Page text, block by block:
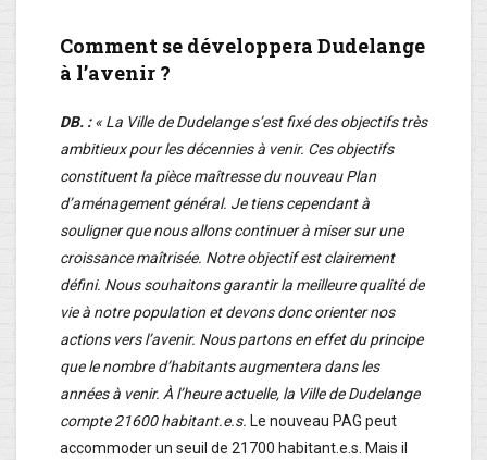
Comment se développera Dudelange
à l’avenir ?
DB. :« La Ville de Dudelange s’est fixé des objectifs très
ambitieux pour les décennies à venir. Ces objectifs
constituent la pièce maîtresse du nouveau Plan
d’aménagement général. Je tiens cependant à
souligner que nous allons continuer à miser sur une
croissance maîtrisée. Notre objectif est clairement
défini. Nous souhaitons garantir la meilleure qualité de
vie à notre population et devons donc orienter nos
actions vers l’avenir. Nous partons en effet du principe
que le nombre d’habitants augmentera dans les
années à venir. À l’heure actuelle, la Ville de Dudelange
compte 21600 habitant.e.s. Le nouveau PAG peut
accommoder un seuil de 21700 habitant.e.s. Mais il